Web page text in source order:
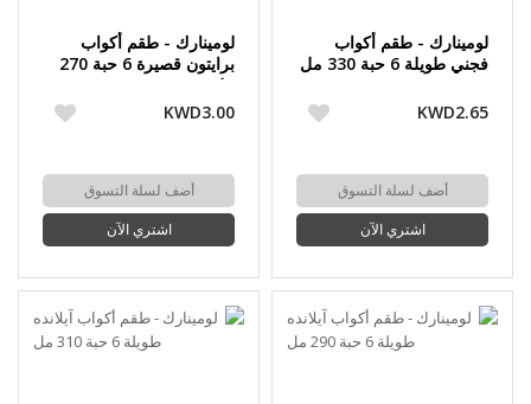
لومينارك - طقم أكواب
فجني طويلة 6 حبة 330 مل
KWD2.65
أضف لسلة التسوق
اشتري الآن
لومينارك - طقم أكواب
برايتون قصيرة 6 حبة 270
مل
KWD3.00
أضف لسلة التسوق
اشتري الآن